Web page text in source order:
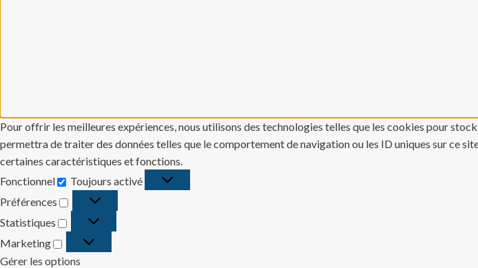
Pour offrir les meilleures expériences, nous utilisons des technologies telles que les cookies pour
permettra de traiter des données telles que le comportement de navigation ou les ID uniques sur ce
certaines caractéristiques et fonctions.
Fonctionnel
Fonctionnel
Toujours activé
Préférences
Préférences
Statistiques
Statistiques
Marketing
Marketing
Gérer les options